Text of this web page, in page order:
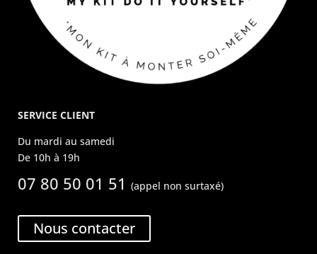
SERVICE CLIENT
Du mardi au samedi
De 10h à 19h
07 80 50 01 51(appel non surtaxé)
Nous contacter